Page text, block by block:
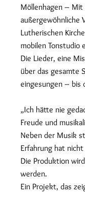
Möllenhagen – Mit
außergewöhnliche
Lutherischen
mobilen Tonstudio
Die Lieder, eine
über das gesamte
eingesungen – bis
„Ich hätte nie
Freude und
Neben der Musik
Erfahrung hat
Die Produktion
werden.
Ein Projekt, das